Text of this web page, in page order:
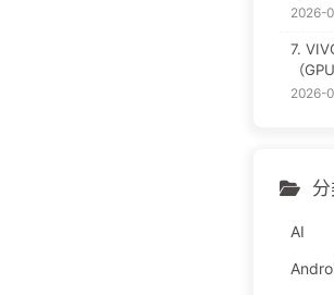
2026-
7.
（GPU
2026-
AI